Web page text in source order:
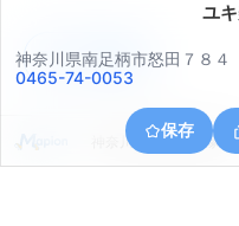
ユ
神奈川県南足柄市怒田７８４
0465-74-0053
保存
神奈川県南足柄市塚原
アプリで見る